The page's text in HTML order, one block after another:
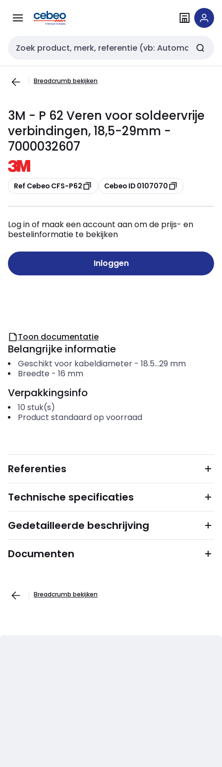
naar
naar
Zoekveld invoer
Breadcrumb bekijken
3M - P 62 Veren voor soldeervrije
verbindingen, 18,5-29mm -
7000032607
Kopiëren
Ref Cebeo CFS-P62 Kopiëren
Cebeo ID 0107070
Log in of maak een account aan om de prijs- en
bestelinformatie te bekijken
Inloggen
Toon documentatie
Belangrijke informatie
Geschikt voor kabeldiameter- 18.5...29 mm
Breedte - 16 mm
Verpakkingsinfo
10 stuk(s)
Product standaard op voorraad
Referenties
Technische specificaties
Gedetailleerde beschrijving
Documenten
Breadcrumb bekijken